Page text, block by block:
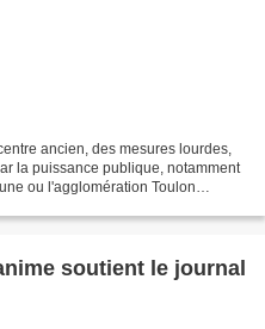
ancien, des mesures lourdes,
la puissance publique, notamment
ou l'agglomération Toulon
soutient le journal